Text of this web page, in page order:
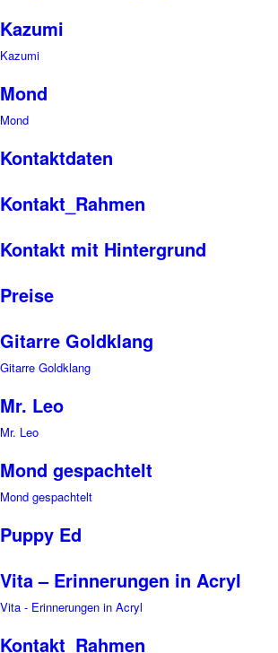
Kazumi
Kazumi
Mond
Mond
Kontaktdaten
Kontakt_Rahmen
Kontakt mit Hintergrund
Preise
Gitarre Goldklang
Gitarre Goldklang
Mr. Leo
Mr. Leo
Mond gespachtelt
Mond gespachtelt
Puppy Ed
Vita – Erinnerungen in Acryl
Vita - Erinnerungen in Acryl
Kontakt_Rahmen